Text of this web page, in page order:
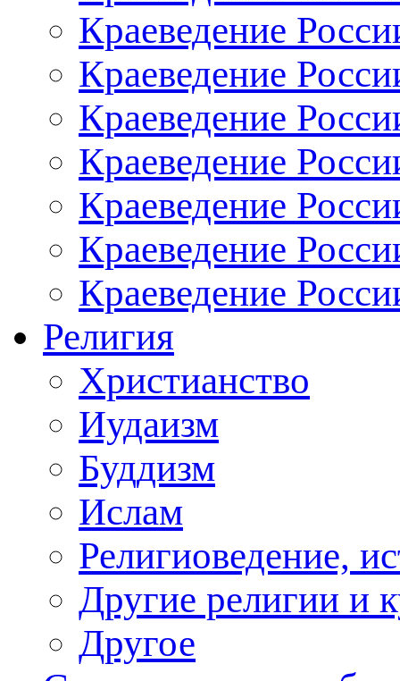
Краеведение
Краеведение
Краеведение
Краеведение
Краеведение
Краеведение
Краеведение
Религия
Христианство
Иудаизм
Буддизм
Ислам
Религиоведение,
Другие религии и
Другое